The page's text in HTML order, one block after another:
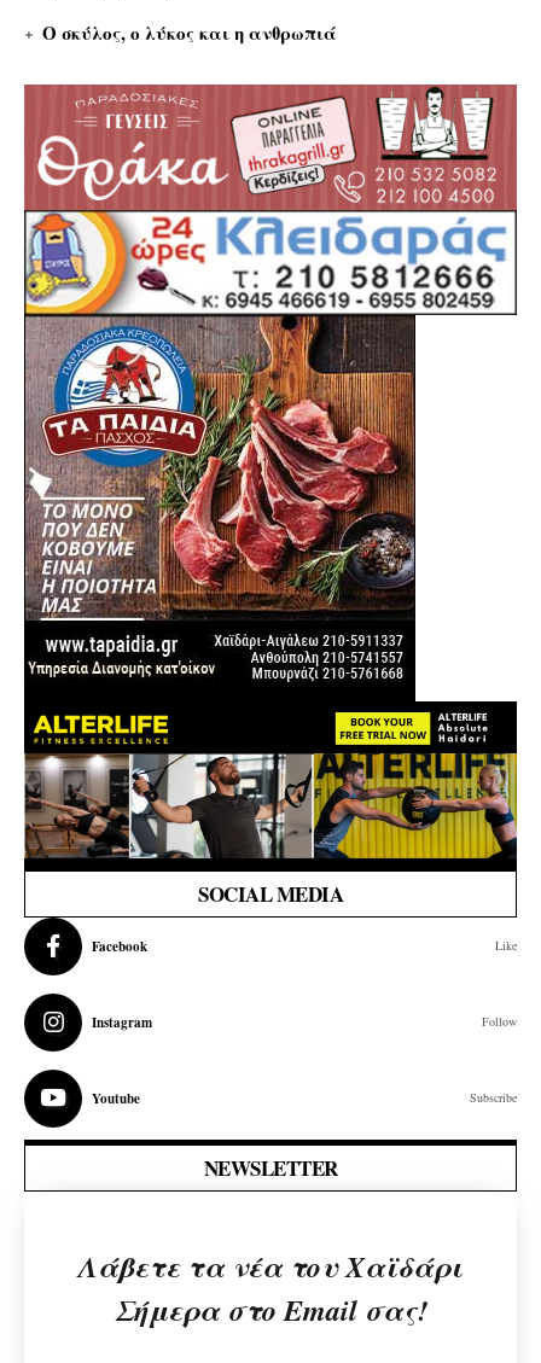
Ο σκύλος, ο λύκος και η ανθρωπιά
SOCIAL MEDIA
Facebook Like
Instagram Follow
Youtube Subscribe
NEWSLETTER
Λάβετε τα νέα του Χαϊδάρι
Σήμερα στο Email σας!